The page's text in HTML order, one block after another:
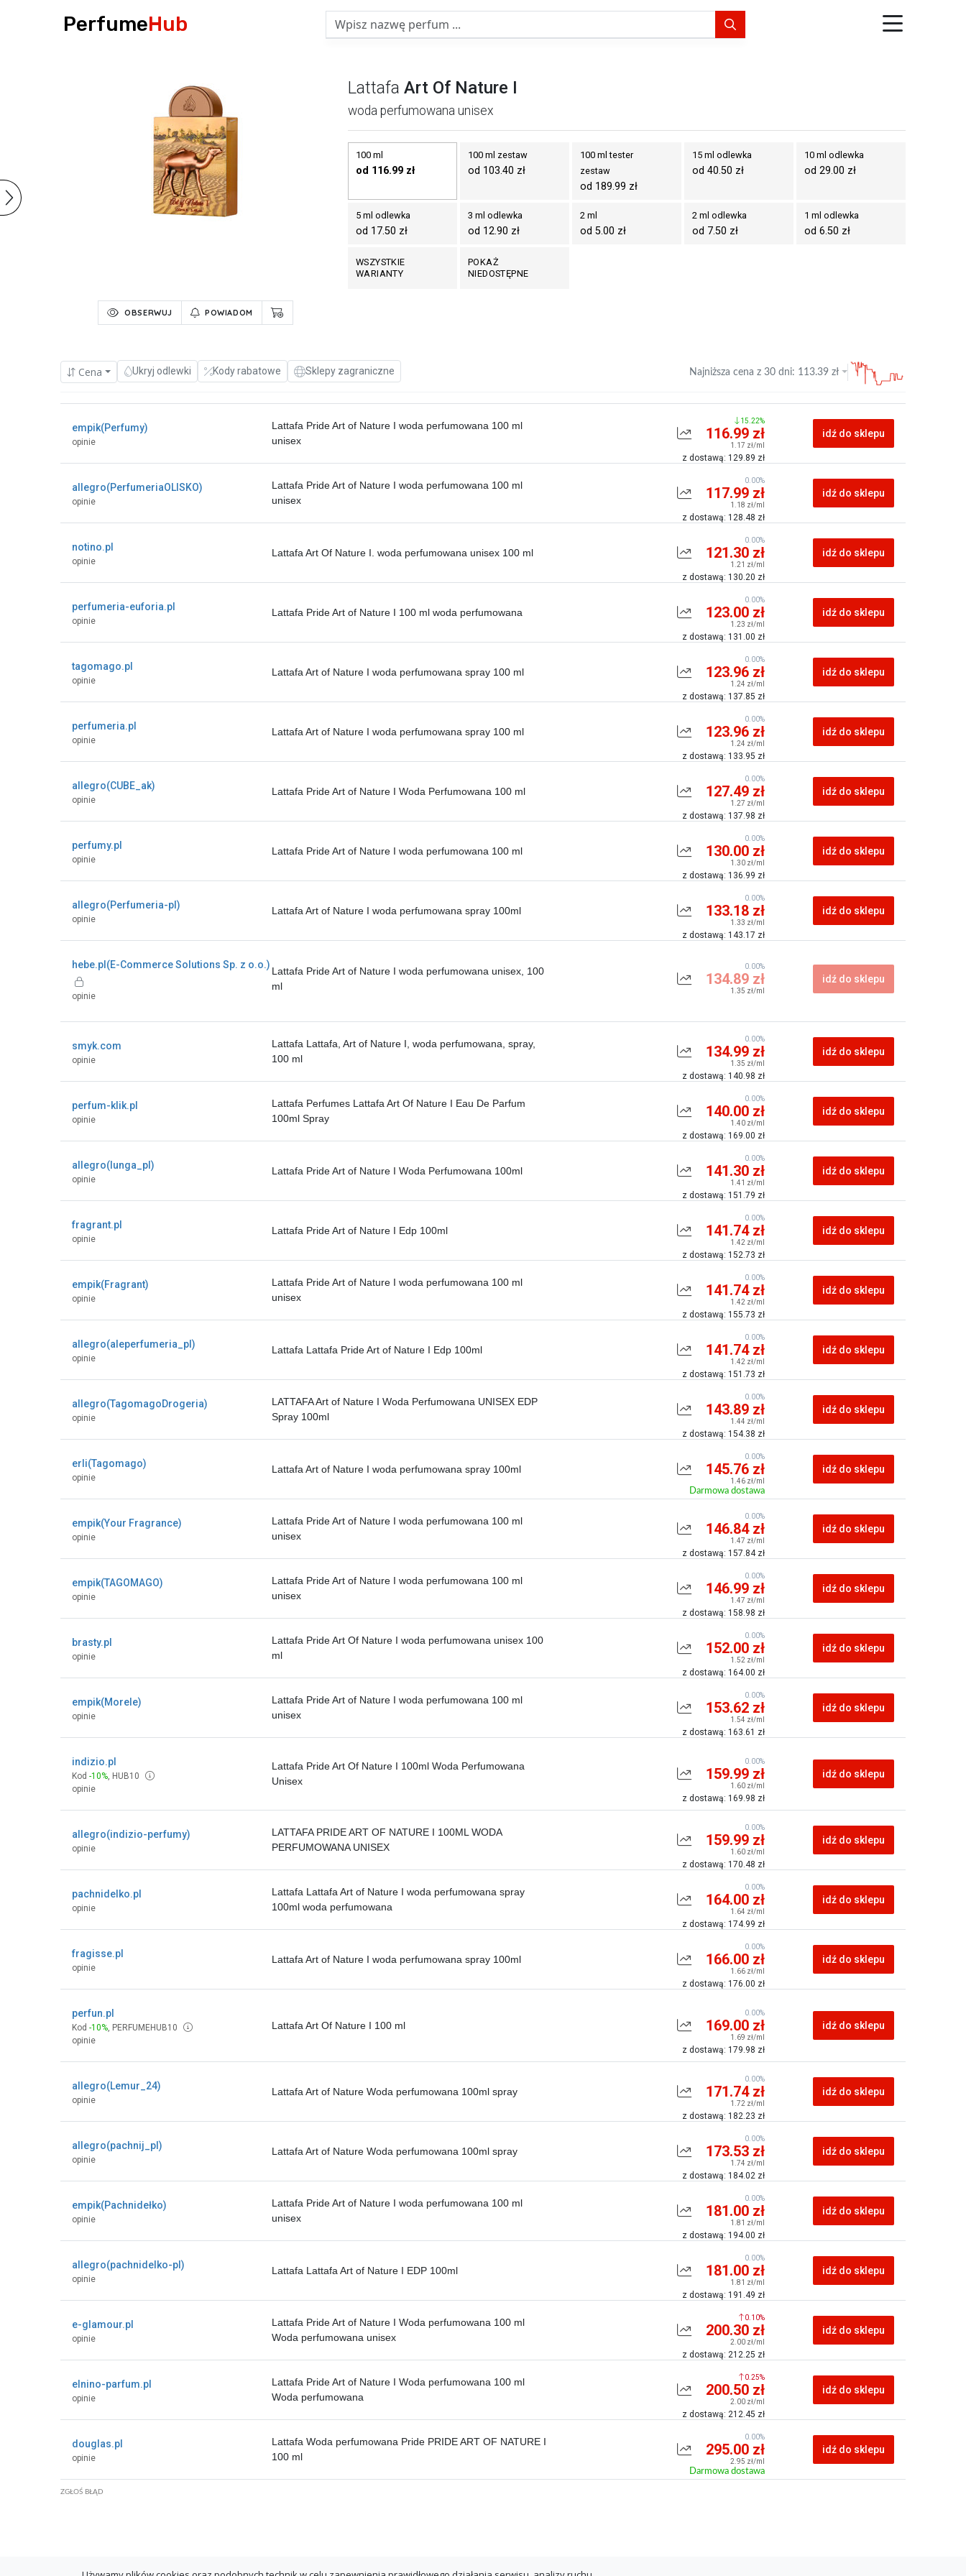
PerfumeHub
OBSERWUJ POWIADOM
Lattafa Art Of Nature I
woda perfumowana unisex
100 ml
od 116.99 zł
100 ml zestaw
od 103.40 zł
100 ml tester
zestaw
od 189.99 zł
15 ml odlewka
od 40.50 zł
10 ml odlewka
od 29.00 zł
5 ml odlewka
od 17.50 zł
3 ml odlewka
od 12.90 zł
2 ml
od 5.00 zł
2 ml odlewka
od 7.50 zł
1 ml odlewka
od 6.50 zł
WSZYSTKIE
WARIANTY
POKAŻ
NIEDOSTĘPNE
Cena Ukryj odlewki Kody rabatowe Sklepy zagraniczne Najniższa cena z 30 dni: 113.39 zł
empik(Perfumy)
opinie
Lattafa Pride Art of Nature I woda perfumowana 100 ml
unisex
116.99 zł
1.17 zł/ml
z dostawą: 129.89 zł
15.22%
idź do sklepu
allegro(PerfumeriaOLISKO)
opinie
Lattafa Pride Art of Nature I woda perfumowana 100 ml
unisex
117.99 zł
1.18 zł/ml
z dostawą: 128.48 zł
0.00%
idź do sklepu
notino.pl
opinie
Lattafa Art Of Nature I. woda perfumowana unisex 100 ml 121.30 zł
1.21 zł/ml
z dostawą: 130.20 zł
0.00%
idź do sklepu
perfumeria-euforia.pl
opinie
Lattafa Pride Art of Nature I 100 ml woda perfumowana 123.00 zł
1.23 zł/ml
z dostawą: 131.00 zł
0.00%
idź do sklepu
tagomago.pl
opinie
Lattafa Art of Nature I woda perfumowana spray 100 ml 123.96 zł
1.24 zł/ml
z dostawą: 137.85 zł
0.00%
idź do sklepu
perfumeria.pl
opinie
Lattafa Art of Nature I woda perfumowana spray 100 ml 123.96 zł
1.24 zł/ml
z dostawą: 133.95 zł
0.00%
idź do sklepu
allegro(CUBE_ak)
opinie
Lattafa Pride Art of Nature I Woda Perfumowana 100 ml 127.49 zł
1.27 zł/ml
z dostawą: 137.98 zł
0.00%
idź do sklepu
perfumy.pl
opinie
Lattafa Pride Art of Nature I woda perfumowana 100 ml 130.00 zł
1.30 zł/ml
z dostawą: 136.99 zł
0.00%
idź do sklepu
allegro(Perfumeria-pl)
opinie
Lattafa Art of Nature I woda perfumowana spray 100ml 133.18 zł
1.33 zł/ml
z dostawą: 143.17 zł
0.00%
idź do sklepu
hebe.pl(E-Commerce Solutions Sp. z o.o.)
opinie
Lattafa Pride Art of Nature I woda perfumowana unisex, 100
ml
134.89 zł
1.35 zł/ml
0.00%
idź do sklepu
smyk.com
opinie
Lattafa Lattafa, Art of Nature I, woda perfumowana, spray,
100 ml
134.99 zł
1.35 zł/ml
z dostawą: 140.98 zł
0.00%
idź do sklepu
perfum-klik.pl
opinie
Lattafa Perfumes Lattafa Art Of Nature I Eau De Parfum
100ml Spray
140.00 zł
1.40 zł/ml
z dostawą: 169.00 zł
0.00%
idź do sklepu
allegro(lunga_pl)
opinie
Lattafa Pride Art of Nature I Woda Perfumowana 100ml 141.30 zł
1.41 zł/ml
z dostawą: 151.79 zł
0.00%
idź do sklepu
fragrant.pl
opinie
Lattafa Pride Art of Nature I Edp 100ml 141.74 zł
1.42 zł/ml
z dostawą: 152.73 zł
0.00%
idź do sklepu
empik(Fragrant)
opinie
Lattafa Pride Art of Nature I woda perfumowana 100 ml
unisex
141.74 zł
1.42 zł/ml
z dostawą: 155.73 zł
0.00%
idź do sklepu
allegro(aleperfumeria_pl)
opinie
Lattafa Lattafa Pride Art of Nature I Edp 100ml 141.74 zł
1.42 zł/ml
z dostawą: 151.73 zł
0.00%
idź do sklepu
allegro(TagomagoDrogeria)
opinie
LATTAFA Art of Nature I Woda Perfumowana UNISEX EDP
Spray 100ml
143.89 zł
1.44 zł/ml
z dostawą: 154.38 zł
0.00%
idź do sklepu
erli(Tagomago)
opinie
Lattafa Art of Nature I woda perfumowana spray 100ml 145.76 zł
1.46 zł/ml
Darmowa dostawa
0.00%
idź do sklepu
empik(Your Fragrance)
opinie
Lattafa Pride Art of Nature I woda perfumowana 100 ml
unisex
146.84 zł
1.47 zł/ml
z dostawą: 157.84 zł
0.00%
idź do sklepu
empik(TAGOMAGO)
opinie
Lattafa Pride Art of Nature I woda perfumowana 100 ml
unisex
146.99 zł
1.47 zł/ml
z dostawą: 158.98 zł
0.00%
idź do sklepu
brasty.pl
opinie
Lattafa Pride Art Of Nature I woda perfumowana unisex 100
ml
152.00 zł
1.52 zł/ml
z dostawą: 164.00 zł
0.00%
idź do sklepu
empik(Morele)
opinie
Lattafa Pride Art of Nature I woda perfumowana 100 ml
unisex
153.62 zł
1.54 zł/ml
z dostawą: 163.61 zł
0.00%
idź do sklepu
indizio.pl
Kod -10%, HUB10
opinie
Lattafa Pride Art Of Nature I 100ml Woda Perfumowana
Unisex
159.99 zł
1.60 zł/ml
z dostawą: 169.98 zł
0.00%
idź do sklepu
allegro(indizio-perfumy)
opinie
LATTAFA PRIDE ART OF NATURE I 100ML WODA
PERFUMOWANA UNISEX
159.99 zł
1.60 zł/ml
z dostawą: 170.48 zł
0.00%
idź do sklepu
pachnidelko.pl
opinie
Lattafa Lattafa Art of Nature I woda perfumowana spray
100ml woda perfumowana
164.00 zł
1.64 zł/ml
z dostawą: 174.99 zł
0.00%
idź do sklepu
fragisse.pl
opinie
Lattafa Art of Nature I woda perfumowana spray 100ml 166.00 zł
1.66 zł/ml
z dostawą: 176.00 zł
0.00%
idź do sklepu
perfun.pl
Kod -10%, PERFUMEHUB10
opinie
Lattafa Art Of Nature I 100 ml 169.00 zł
1.69 zł/ml
z dostawą: 179.98 zł
0.00%
idź do sklepu
allegro(Lemur_24)
opinie
Lattafa Art of Nature Woda perfumowana 100ml spray 171.74 zł
1.72 zł/ml
z dostawą: 182.23 zł
0.00%
idź do sklepu
allegro(pachnij_pl)
opinie
Lattafa Art of Nature Woda perfumowana 100ml spray 173.53 zł
1.74 zł/ml
z dostawą: 184.02 zł
0.00%
idź do sklepu
empik(Pachnidełko)
opinie
Lattafa Pride Art of Nature I woda perfumowana 100 ml
unisex
181.00 zł
1.81 zł/ml
z dostawą: 194.00 zł
0.00%
idź do sklepu
allegro(pachnidelko-pl)
opinie
Lattafa Lattafa Art of Nature I EDP 100ml 181.00 zł
1.81 zł/ml
z dostawą: 191.49 zł
0.00%
idź do sklepu
e-glamour.pl
opinie
Lattafa Pride Art of Nature I Woda perfumowana 100 ml
Woda perfumowana unisex
200.30 zł
2.00 zł/ml
z dostawą: 212.25 zł
0.10%
idź do sklepu
elnino-parfum.pl
opinie
Lattafa Pride Art of Nature I Woda perfumowana 100 ml
Woda perfumowana
200.50 zł
2.00 zł/ml
z dostawą: 212.45 zł
0.25%
idź do sklepu
douglas.pl
opinie
Lattafa Woda perfumowana Pride PRIDE ART OF NATURE I
100 ml
295.00 zł
2.95 zł/ml
Darmowa dostawa
0.00%
idź do sklepu
ZGŁOŚ BŁĄD